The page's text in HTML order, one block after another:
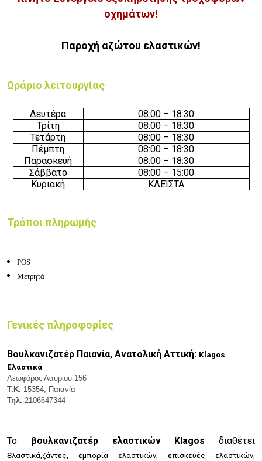
οχημάτων!
Παροχή αζώτου ελαστικών!
Ωράριο λειτουργίας
Δευτέρα
08:00 – 18:30
Τρίτη
08:00 – 18:30
Τετάρτη
08:00 – 18:30
Πέμπτη
08:00 – 18:30
Παρασκευή
08:00 – 18:30
Σάββατο
08:00 – 15:00
Κυριακή
ΚΛΕΙΣΤΑ
Τρόποι πληρωμής
POS
Μετρητά
Γενικές πληροφορίες
Βουλκανιζατέρ Παιανία, Ανατολική Αττική: Klagos
Ελαστικά
Λεωφόρος Λαυρίου 156
Τ.Κ. 15354, Παιανία
Τηλ. 2106647344
Το βουλκανιζατέρ ελαστικών Klagos διαθέτει
ελαστικά,ζάντες, εμπορία ελαστικών, επισκευές ελαστικών,